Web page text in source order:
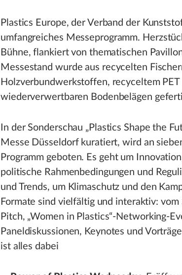
Plastics Europe, der Verband der
umfangreiches Messeprogramm.
Bühne, flankiert von thematischen
Messestand wurde aus recycelten
Holzverbundwerkstoffen, recyceltem
wiederverwertbaren Bodenbelägen
In der Sonderschau „Plastics Shape the
Messe Düsseldorf kuratiert, wird an
Programm geboten. Es geht um
politische Rahmenbedingungen und
und Trends, um Klimaschutz und den
Formate sind vielfältig und interaktiv: vom
Pitch, „Women in Plastics“-Networking-
Paneldiskussionen, Keynotes und
ist alles dabei